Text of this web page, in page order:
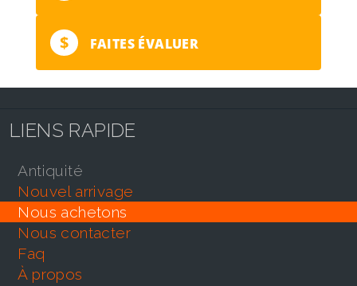
$ FAITES ÉVALUER
LIENS RAPIDE
antiquité
nouvel arrivage
nous achetons
nous contacter
faq
À propos